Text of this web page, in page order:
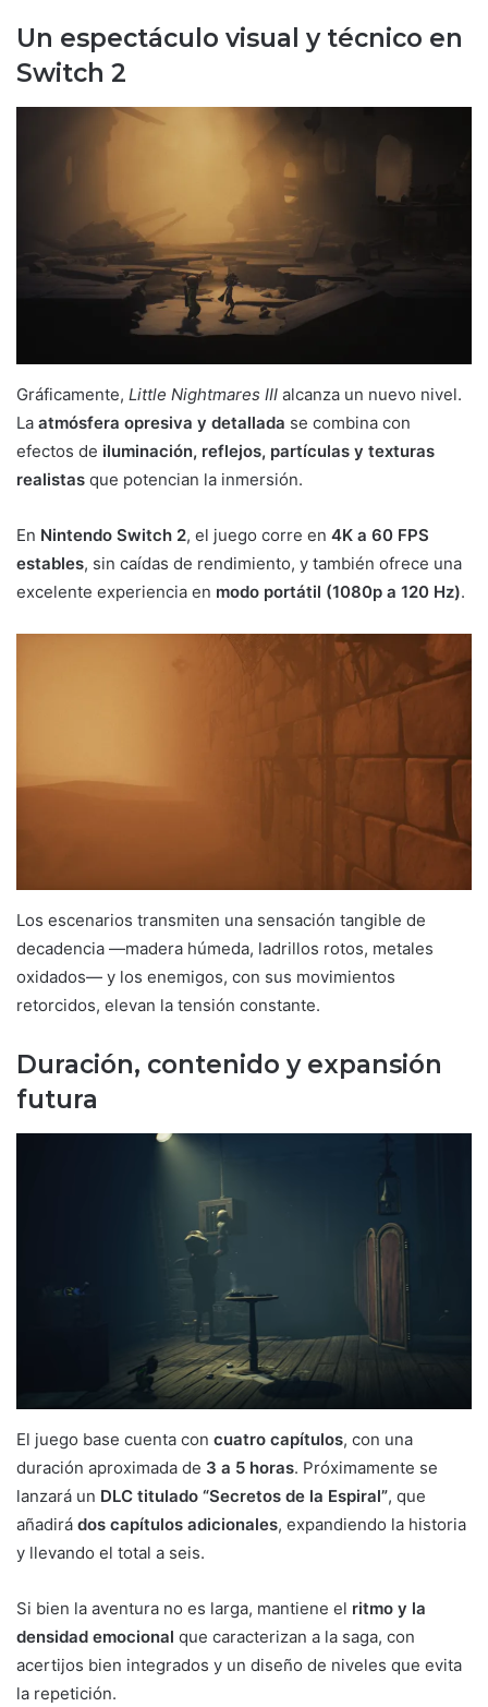
Un espectáculo visual y técnico en
Switch 2
Gráficamente, Little Nightmares III alcanza un nuevo nivel.
La atmósfera opresiva y detallada se combina con
efectos de iluminación, reflejos, partículas y texturas
realistas que potencian la inmersión.
En Nintendo Switch 2, el juego corre en 4K a 60 FPS
estables, sin caídas de rendimiento, y también ofrece una
excelente experiencia en modo portátil (1080p a 120 Hz).
Los escenarios transmiten una sensación tangible de
decadencia —madera húmeda, ladrillos rotos, metales
oxidados— y los enemigos, con sus movimientos
retorcidos, elevan la tensión constante.
Duración, contenido y expansión
futura
El juego base cuenta con cuatro capítulos, con una
duración aproximada de 3 a 5 horas. Próximamente se
lanzará un DLC titulado “Secretos de la Espiral”, que
añadirá dos capítulos adicionales, expandiendo la historia
y llevando el total a seis.
Si bien la aventura no es larga, mantiene el ritmo y la
densidad emocional que caracterizan a la saga, con
acertijos bien integrados y un diseño de niveles que evita
la repetición.